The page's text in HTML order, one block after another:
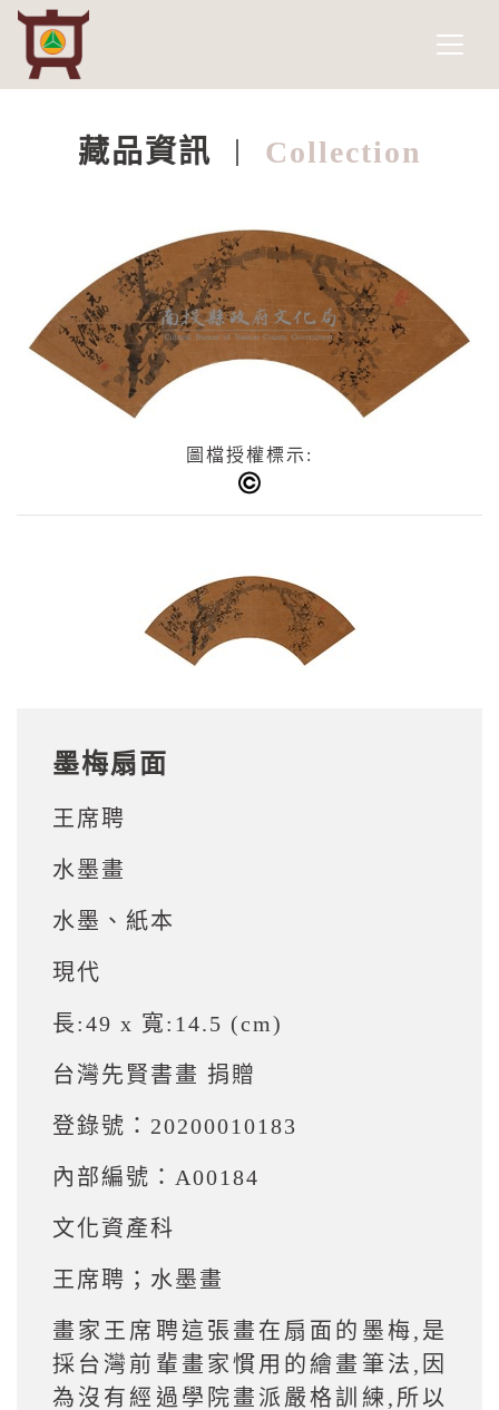
南投縣政府文化局
網頁導覽
藏品資訊 Collection
圖檔授權標示:
墨梅扇面
王席聘
水墨畫
水墨、紙本
現代
長:49 x 寬:14.5 (cm)
台灣先賢書畫 捐贈
登錄號：20200010183
內部編號：A00184
文化資產科
王席聘；水墨畫
畫家王席聘這張畫在扇面的墨梅,是
採台灣前輩畫家慣用的繪畫筆法,因
為沒有經過學院畫派嚴格訓練,所以